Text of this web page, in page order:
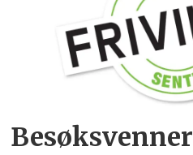
Besøksvenner